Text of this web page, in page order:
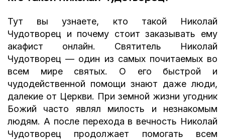
Тут вы узнаете, кто такой Николай
Чудотворец и почему стоит заказывать ему
акафист онлайн. Святитель Николай
Чудотворец — один из самых почитаемых во
всем мире святых. О его быстрой и
чудодейственной помощи знают даже люди,
далекие от Церкви. При земной жизни угодник
Божий часто являл милость и незнакомым
людям. А после перехода в вечность Николай
Чудотворец продолжает помогать всем